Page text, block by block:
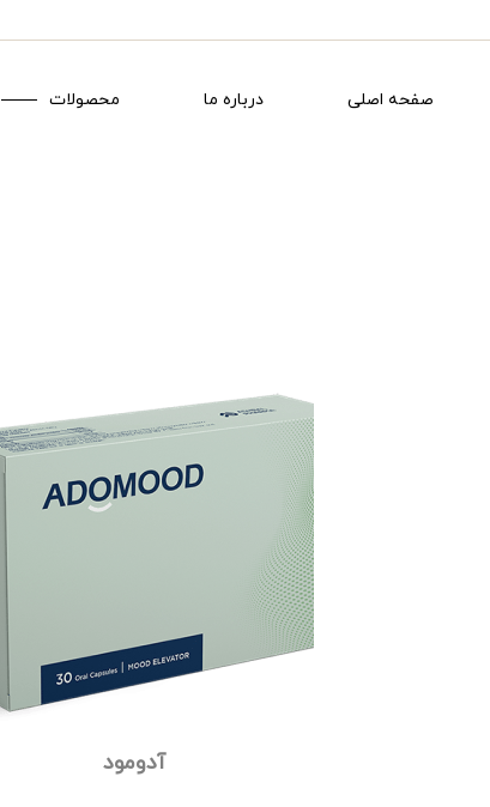
صفحه اصلی درباره ما محصولات
آدومود